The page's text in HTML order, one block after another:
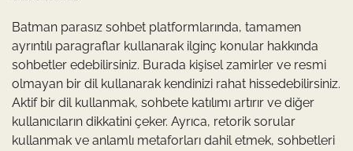
Batman parasız sohbet platformlarında, tamamen
ayrıntılı paragraflar kullanarak ilginç konular hakkında
sohbetler edebilirsiniz. Burada kişisel zamirler ve resmi
olmayan bir dil kullanarak kendinizi rahat hissedebilirsiniz.
Aktif bir dil kullanmak, sohbete katılımı artırır ve diğer
kullanıcıların dikkatini çeker. Ayrıca, retorik sorular
kullanmak ve anlamlı metaforları dahil etmek, sohbetleri